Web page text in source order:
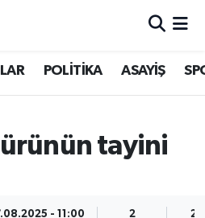
POLİTİKA ASAYİŞ
tayini
- 11:00 2